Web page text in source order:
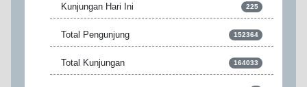
Kunjungan Hari Ini 225
Total Pengunjung 152364
Total Kunjungan 164033